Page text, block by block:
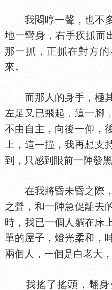
我悶哼一聲，也不多
地一彎身，右手疾抓而
那一抓，正抓在對方的
來。
而那人的身手，極其
左足又已飛起，這一腳
不由自主，向後一仰，
上，這一撞，我再想支
到，只感到眼前一陣發
在我將昏未昏之際，
之聲，和一陣急促離去
時，我已一個人躺在
單的屋子，燈光柔和，
兩個人，一個是白老大
我搖了搖頭，翻身